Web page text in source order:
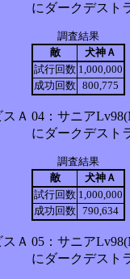
Ａ
Ａ
にダークデスト
調査結果
敵
犬神Ａ
試行回数 1,000,000
成功回数 800,775
04：サニア
にダークデスト
調査結果
敵
犬神Ａ
試行回数 1,000,000
成功回数 790,634
05：サニア
にダークデスト